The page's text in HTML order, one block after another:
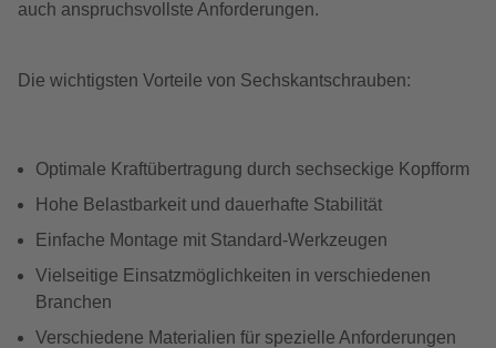
auch anspruchsvollste Anforderungen.
Die wichtigsten Vorteile von Sechskantschrauben:
Optimale Kraftübertragung durch sechseckige Kopfform
Hohe Belastbarkeit und dauerhafte Stabilität
Einfache Montage mit Standard-Werkzeugen
Vielseitige Einsatzmöglichkeiten in verschiedenen
Branchen
Verschiedene Materialien für spezielle Anforderungen